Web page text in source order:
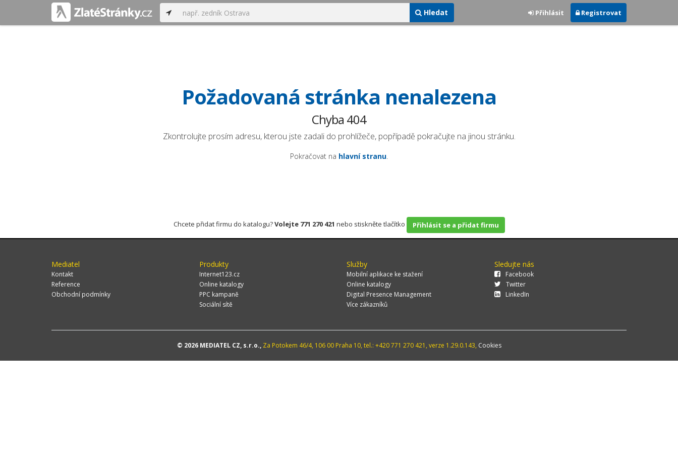
Hledat Přihlásit Registrovat
Požadovaná stránka nenalezena
Chyba 404
Zkontrolujte prosím adresu, kterou jste zadali do prohlížeče, popřípadě pokračujte na jinou stránku.
Pokračovat na hlavní stranu.
Chcete přidat firmu do katalogu?Volejte 771 270 421 nebo stiskněte tlačítko Přihlásit se a přidat firmu
Mediatel
Kontakt
Reference
Obchodní podmínky
Produkty
Internet123.cz
Online katalogy
PPC kampaně
Sociální sítě
Služby
Mobilní aplikace ke stažení
Online katalogy
Digital Presence Management
Více zákazníků
Sledujte nás
Facebook
Twitter
LinkedIn
© 2026 MEDIATEL CZ, s.r.o.,Za Potokem 46/4, 106 00 Praha 10, tel.: +420 771 270 421, verze 1.29.0.143, Cookies